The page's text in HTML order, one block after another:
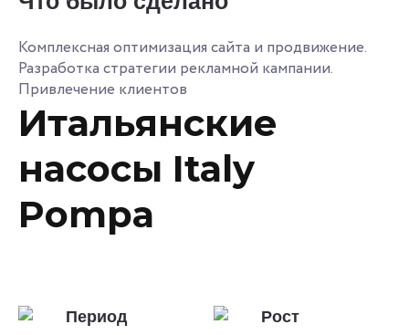
Комплексная оптимизация сайта и продвижение.
Разработка стратегии рекламной кампании.
Привлечение клиентов
Итальянские
насосы Italy
Pompa
Период
Рост